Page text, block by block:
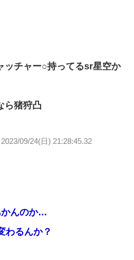
ッチャー○持ってるsr星空か
ら猪狩凸
2023/09/24(日) 21:28:45.32
かんのか…
わるんか？